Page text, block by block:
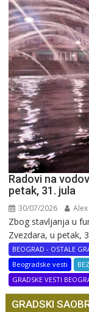
Radovi na
petak, 31. jula
30/07/2026 Alex
Zbog stavljanja u
Zvezdara, u petak,
BEOGRAD - OSTALE
Beogradske vesti
GRADSKE VESTI
GRADSKI